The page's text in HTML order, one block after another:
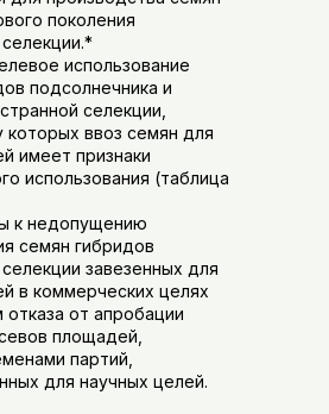
поколения
использование
подсолнечника и
селекции,
которых ввоз семян для
имеет признаки
использования (таблица
к недопущению
семян гибридов
завезенных для
в коммерческих целях
от апробации
площадей,
партий,
для научных целей.